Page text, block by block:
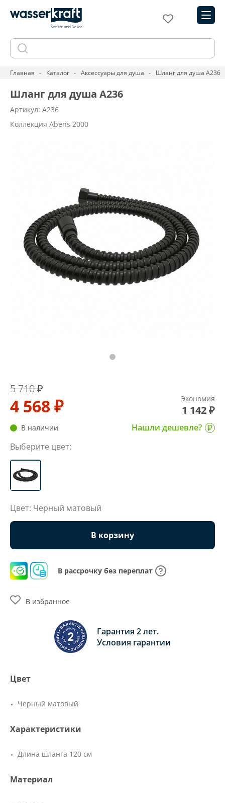
Главная Каталог Аксессуары для душа Шланг для душа A236
Шланг для душа A236
Артикул: A236
Коллекция Abens 2000
5 710 ₽
4 568 ₽ Экономия
1 142 ₽
В наличии
Нашли дешевле?
Выберите цвет:
Цвет: Черный матовый
В корзину
В рассрочку без переплат
Гарантия 2 лет.
Условия гарантии
В избранное
Цвет
Черный матовый
Характеристики
Длина шланга 120 см
Материал